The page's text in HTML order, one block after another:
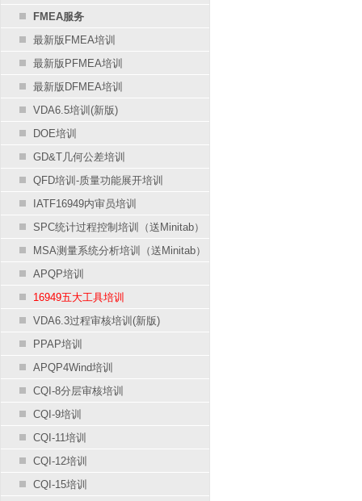
FMEA服务
最新版FMEA培训
最新版PFMEA培训
最新版DFMEA培训
VDA6.5培训(新版)
DOE培训
GD&T几何公差培训
QFD培训-质量功能展开培训
IATF16949内审员培训
SPC统计过程控制培训（送Minitab）
MSA测量系统分析培训（送Minitab）
APQP培训
16949五大工具培训
VDA6.3过程审核培训(新版)
PPAP培训
APQP4Wind培训
CQI-8分层审核培训
CQI-9培训
CQI-11培训
CQI-12培训
CQI-15培训